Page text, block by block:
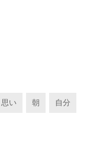
思い 朝 自分